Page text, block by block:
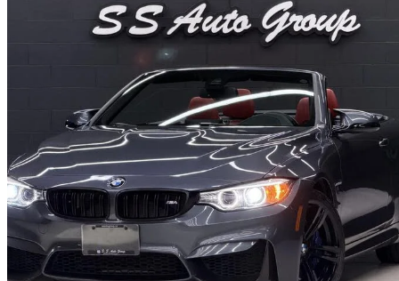
2015 BMW M4
Convertible RWD 49 367 km
44 888 $ Bonne